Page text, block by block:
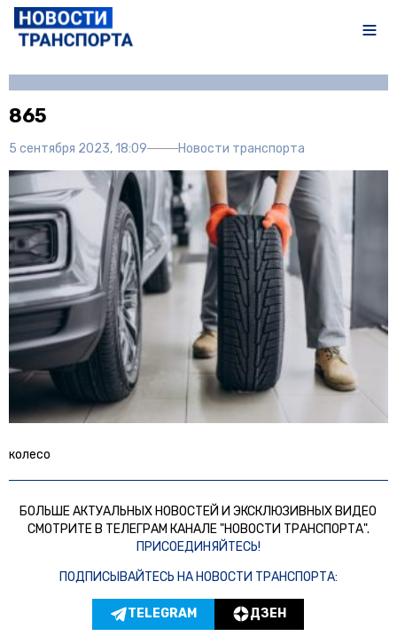
865
5 сентября 2023, 18:09 Новости транспорта
колесо
БОЛЬШЕ АКТУАЛЬНЫХ НОВОСТЕЙ И ЭКСКЛЮЗИВНЫХ ВИДЕО
СМОТРИТЕ В ТЕЛЕГРАМ КАНАЛЕ "НОВОСТИ ТРАНСПОРТА".
ПРИСОЕДИНЯЙТЕСЬ!
ПОДПИСЫВАЙТЕСЬ НА НОВОСТИ ТРАНСПОРТА:
TELEGRAM ДЗЕН